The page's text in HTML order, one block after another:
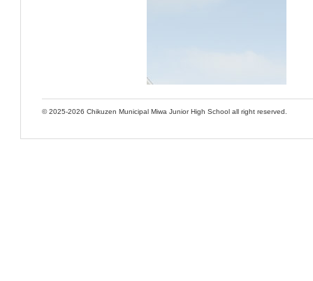
© 2025-2026 Chikuzen Municipal Miwa Junior High School all right reserved.